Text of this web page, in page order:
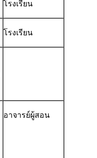
โรงเรียน
โรงเรียน
อาจารย์ผู้สอน